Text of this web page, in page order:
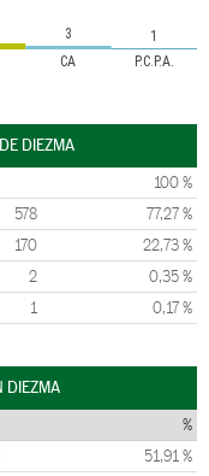
CA P.C.P.A.
3 1
DIEZMA
100 %
578 77,27 %
170 22,73 %
2 0,35 %
1 0,17 %
DIEZMA
%
51,91 %